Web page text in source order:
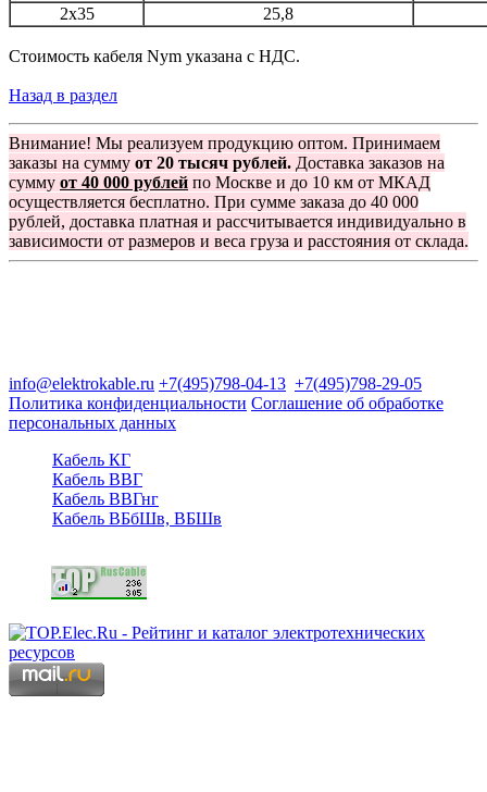
2x35
25,8
Стоимость кабеля Nym указана с НДС.
Назад в раздел
Внимание! Мы реализуем продукцию оптом. Принимаем
заказы на сумму от 20 тысяч рублей. Доставка заказов на
сумму от 40 000 рублей по Москве и до 10 км от МКАД
осуществляется бесплатно. При сумме заказа до 40 000
рублей, доставка платная и рассчитывается индивидуально в
зависимости от размеров и веса груза и расстояния от склада.
info@elektrokable.ru +7(495)798-04-13 +7(495)798-29-05
Политика конфиденциальности Соглашение об обработке
персональных данных
Кабель КГ
Кабель ВВГ
Кабель ВВГнг
Кабель ВБбШв, ВБШв